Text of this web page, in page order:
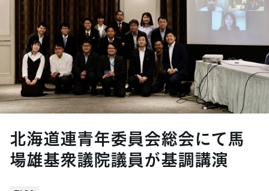
北海道連青年委員会総会にて馬
場雄基衆議院議員が基調講演